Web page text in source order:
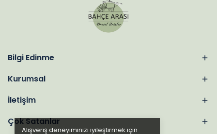
Alışveriş deneyiminizi iyileştirmek için
Bilgi Edinme
Kurumsal
İletişim
Çok Satanlar